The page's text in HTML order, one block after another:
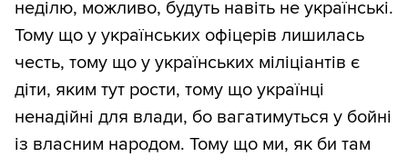
неділю, можливо, будуть навіть не українські.
Тому що у українських офіцерів лишилась
честь, тому що у українських міліціантів є
діти, яким тут рости, тому що українці
ненадійні для влади, бо вагатимуться у бойні
із власним народом. Тому що ми, як би там